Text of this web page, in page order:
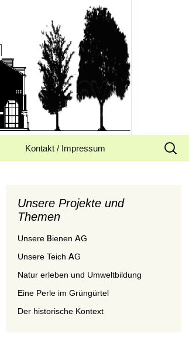
Kontakt / Impressum
Suchen
nach:
Unsere Projekte und
Themen
Unsere Bienen AG
Unsere Teich AG
Natur erleben und Umweltbildung
Eine Perle im Grüngürtel
Der historische Kontext